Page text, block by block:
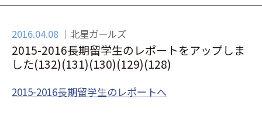
2016.04.08 北星ガールズ
2015-2016長期留学生のレポートをアップしま
した(132)(131)(130)(129)(128)
2015-2016長期留学生のレポートへ